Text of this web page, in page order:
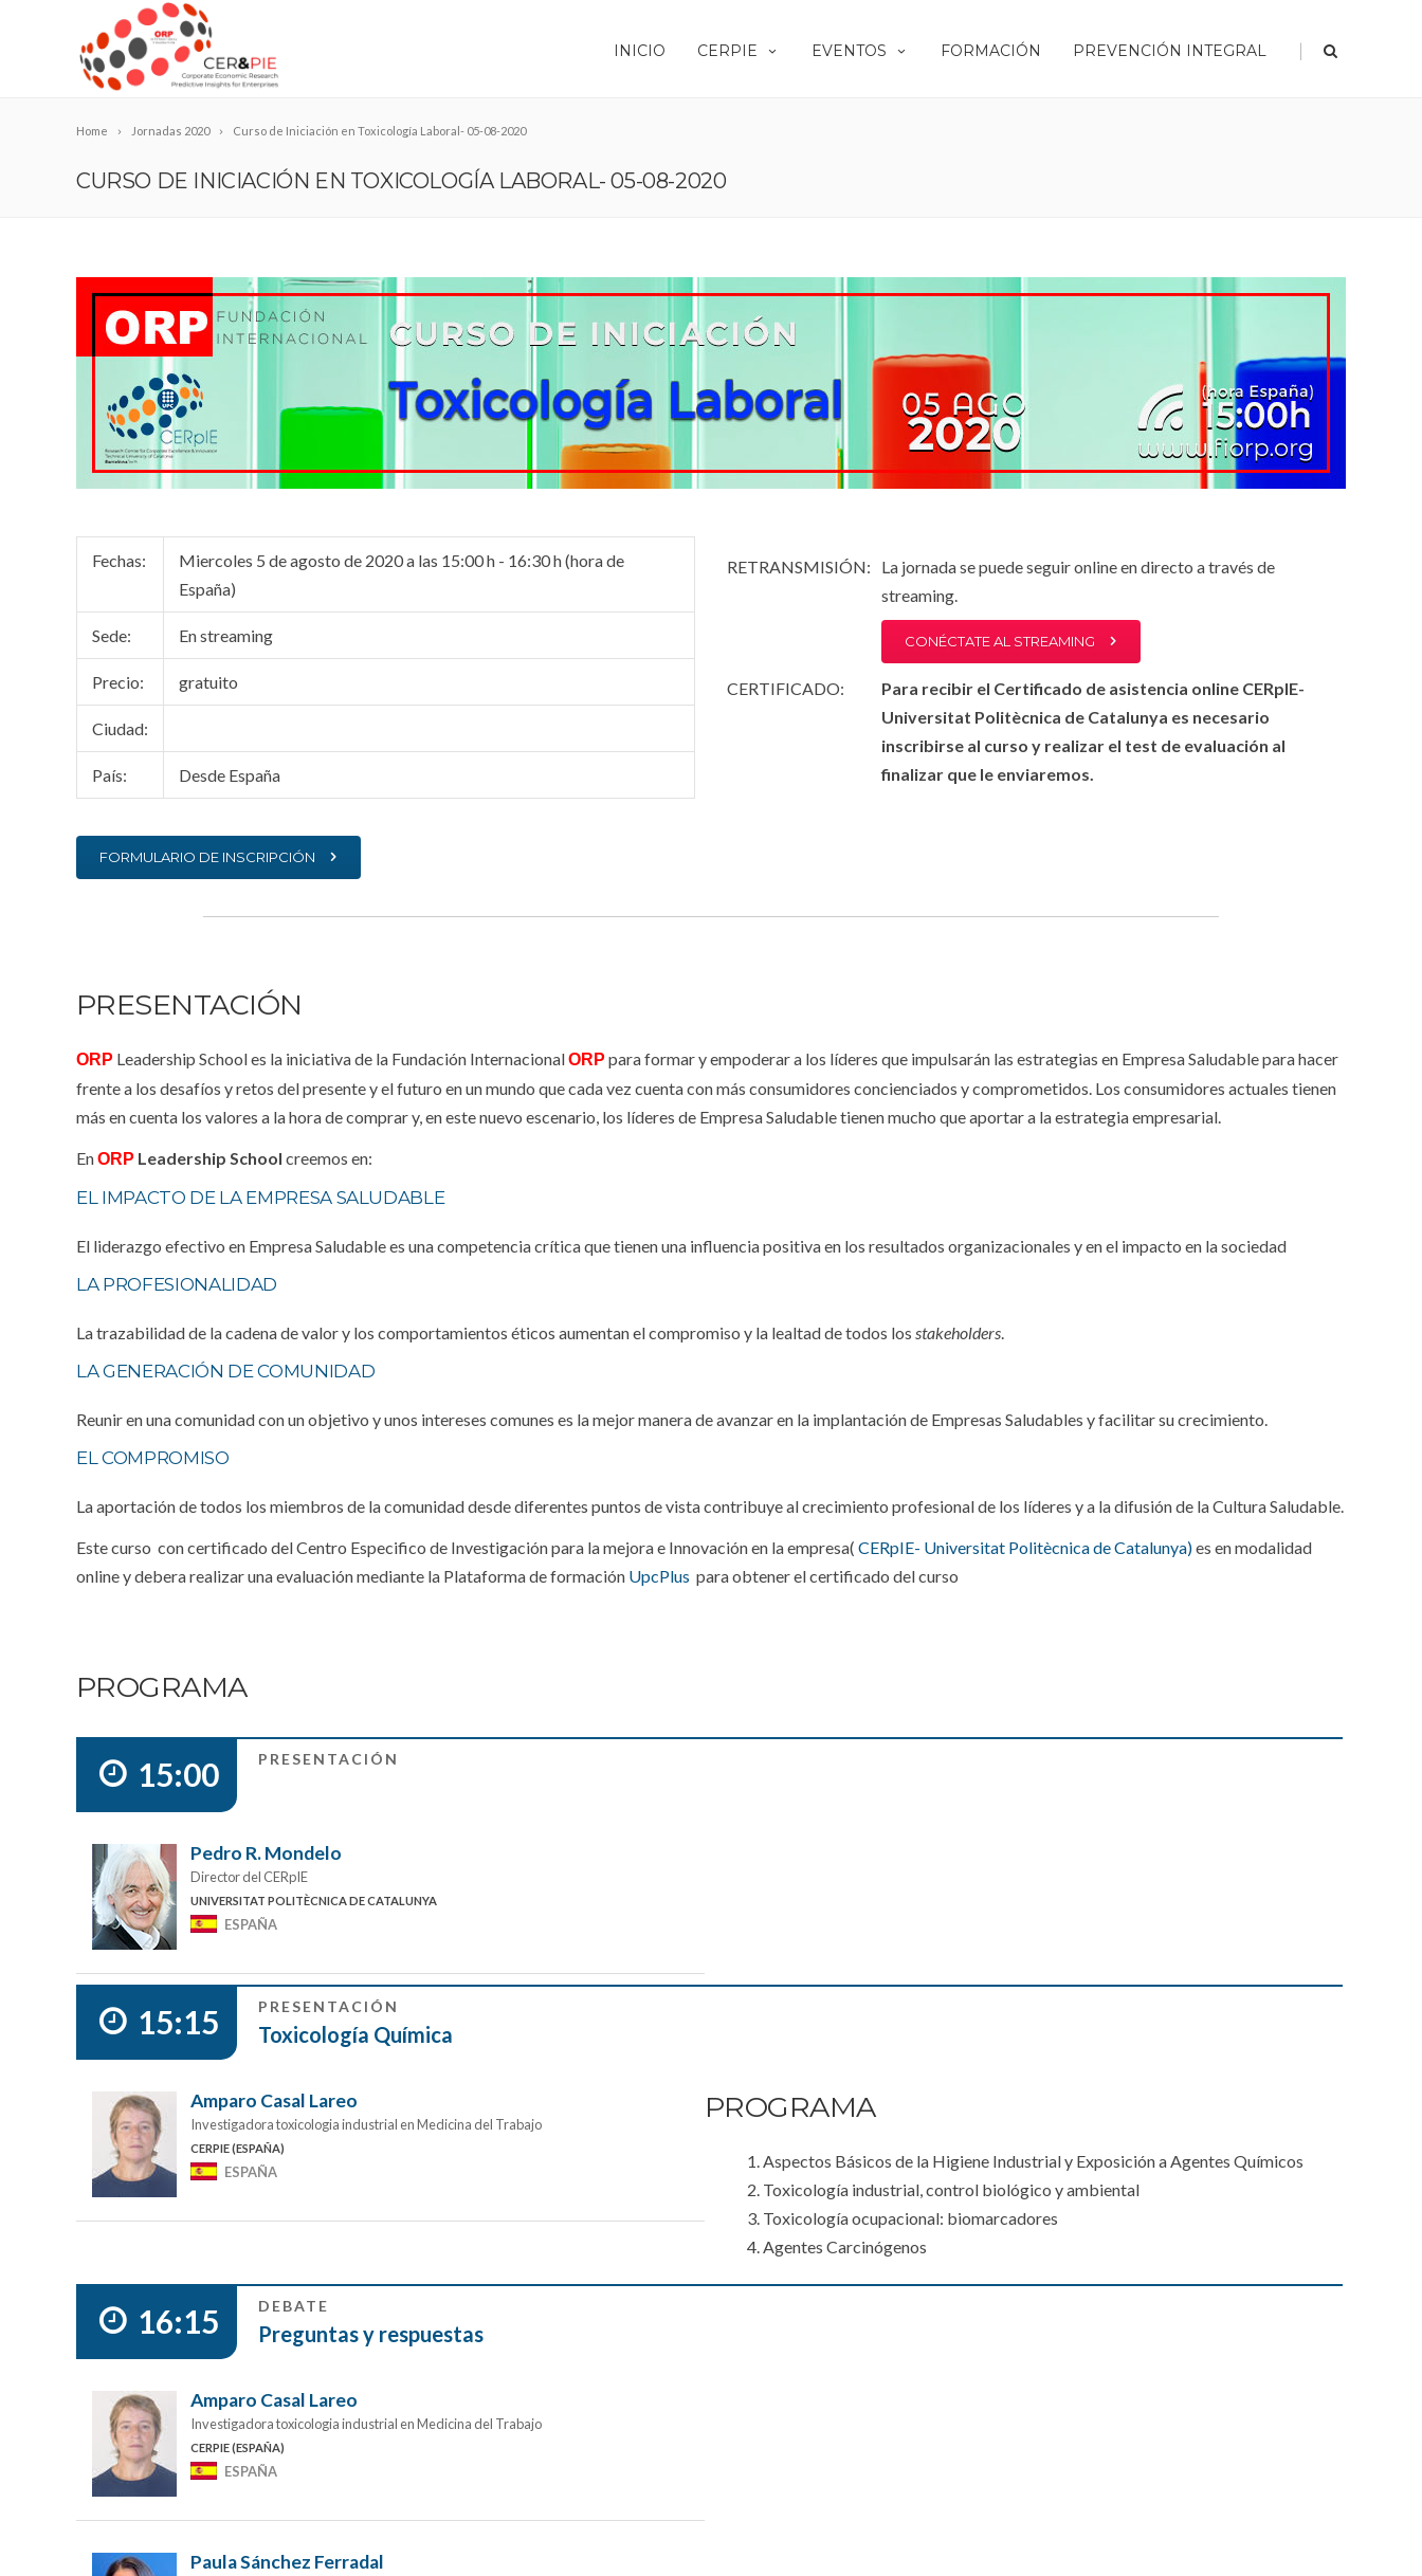
INICIO CERPIE EVENTOS FORMACIÓN PREVENCIÓN INTEGRAL |
Home Jornadas 2020 Curso de Iniciación en Toxicología Laboral- 05-08-2020
CURSO DE INICIACIÓN EN TOXICOLOGÍA LABORAL- 05-08-2020
Fechas:
Miercoles 5 de agosto de 2020 a las 15:00 h - 16:30 h (hora de
España)
Sede: En streaming
Precio: gratuito
Ciudad:
País: Desde España
FORMULARIO DE INSCRIPCIÓN
RETRANSMISIÓN:
La jornada se puede seguir online en directo a través de
streaming.
CONÉCTATE AL STREAMING
CERTIFICADO:
Para recibir el Certificado de asistencia online CERpIE-
Universitat Politècnica de Catalunya es necesario
inscribirse al curso y realizar el test de evaluación al
finalizar que le enviaremos.
PRESENTACIÓN
ORP Leadership Schooles la iniciativa de la Fundación InternacionalORP para formar y empoderar a los líderes que impulsarán las estrategias en Empresa Saludable para hacer
frente a los desafíos y retos del presente y el futuro en un mundo que cada vez cuenta con más consumidores concienciados y comprometidos. Los consumidores actuales tienen
más en cuenta los valores a la hora de comprar y, en este nuevo escenario, los líderes de Empresa Saludable tienen mucho que aportar a la estrategia empresarial.
EnORP Leadership School creemos en:
EL IMPACTO DE LA EMPRESA SALUDABLE
El liderazgo efectivo en Empresa Saludable es una competencia crítica que tienen una influencia positiva en los resultados organizacionales y en el impacto en la sociedad
LA PROFESIONALIDAD
La trazabilidad de la cadena de valor y los comportamientos éticos aumentan el compromiso y la lealtad de todos los stakeholders.
LA GENERACIÓN DE COMUNIDAD
Reunir en una comunidad con un objetivo y unos intereses comunes es la mejor manera de avanzar en la implantación de Empresas Saludables y facilitar su crecimiento.
EL COMPROMISO
La aportación de todos los miembros de la comunidad desde diferentes puntos de vista contribuye al crecimiento profesional de los líderes y a la difusión de la Cultura Saludable.
Este curso con certificado del Centro Especifico de Investigación para la mejora e Innovación en la empresa( CERpIE- Universitat Politècnica de Catalunya)es en modalidad
online y debera realizar una evaluación mediante la Plataforma de formación UpcPlus para obtener el certificado del curso
PROGRAMA
15:00 PRESENTACIÓN
Pedro R. Mondelo
Director del CERpIE
UNIVERSITAT POLITÈCNICA DE CATALUNYA
ESPAÑA
15:15 PRESENTACIÓN
Toxicología Química
Amparo Casal Lareo
Investigadora toxicologia industrial en Medicina del Trabajo
CERPIE (ESPAÑA)
ESPAÑA
PROGRAMA
1. Aspectos Básicos de la Higiene Industrial y Exposición a Agentes Químicos
2. Toxicología industrial, control biológico y ambiental
3. Toxicología ocupacional: biomarcadores
4. Agentes Carcinógenos
16:15 DEBATE
Preguntas y respuestas
Amparo Casal Lareo
Investigadora toxicologia industrial en Medicina del Trabajo
CERPIE (ESPAÑA)
ESPAÑA
Paula Sánchez Ferradal